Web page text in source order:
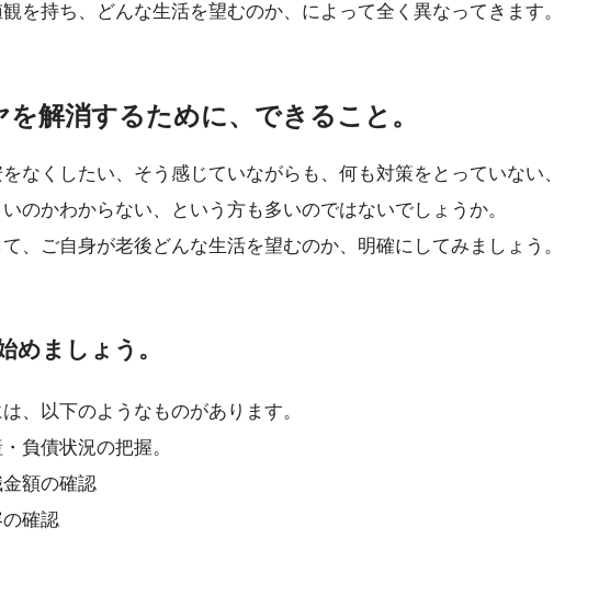
を持ち、どんな生活を望むのか、によって全く異なってきます。
解消するために、できること。
なくしたい、そう感じていながらも、何も対策をとっていない、
のかわからない、という方も多いのではないでしょうか。
、ご自身が老後どんな生活を望むのか、明確にしてみましょう。
めましょう。
、以下のようなものがあります。
負債状況の把握。
金額の確認
の確認